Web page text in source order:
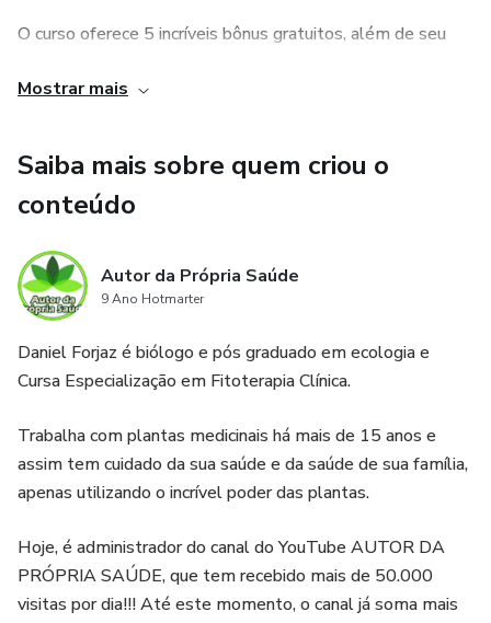
Obs: Mesmo com o uso de Plantas medicinais, nenhum
acompanhamento médico. Os resultados com as plantas
gravidade do problema e a resposta do organismo ao
tratamento.
O curso oferece 5 incríveis bônus gratuitos, além de seu
Medicinais (pdf) - valor de venda: R$200,00!!
2. E-book Guia de identificação com 130 plantas
medicinais de fácil acesso, com 390 imagens coloridas
(pdf) - valor de venda: R$200,00!!
alimentícias não convencionais) (pdf)
4. E-Book Manual de cultivo de plantas medicinais (pdf)
5. Participação em grupo exclusivo para alunos do curso, no
Outa vantagem é a possibilidade de um relacionamento
direto com Daniel Forjaz, por meio de diversos canais de
Mostrar mais
Saiba mais sobre quem criou o
conteúdo
Autor da Própria Saúde
9 Ano Hotmarter
Daniel Forjaz é biólogo e pós graduado em ecologia e
Cursa Especialização em Fitoterapia Clínica.
Trabalha com plantas medicinais há mais de 15 anos e
assim tem cuidado da sua saúde e da saúde de sua família,
apenas utilizando o incrível poder das plantas.
Hoje, é administrador do canal do YouTube AUTOR DA
PRÓPRIA SAÚDE, que tem recebido mais de 50.000
visitas por dia!!! Até este momento, o canal já soma mais